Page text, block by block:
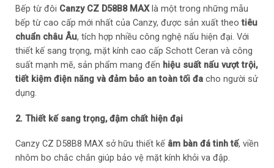
Xuất xứ: Made in Malaysia
Bảo hành: 3 năm chính hãng Canzy Việt Nam
Bếp từ đôi Canzy CZ D58B8 MAXlà một trong những mẫu
bếp từ cao cấp mới nhất của Canzy, được sản xuất theotiêu
chuẩn châu Âu, tích hợp nhiều công nghệ nấu hiện đại. Với
thiết kế sang trọng, mặt kính cao cấp Schott Ceran và công
suất mạnh mẽ, sản phẩm mang đến hiệu suất nấu vượt trội,
tiết kiệm điện năng và đảm bảo an toàn tối đa cho người sử
dụng.
2. Thiết kế sang trọng, đậm chất hiện đại
Canzy CZ D58B8 MAX sở hữu thiết kế âm bàn đá tinh tế, viền
nhôm bo chắc chắn giúp bảo vệ mặt kính khỏi va đập.